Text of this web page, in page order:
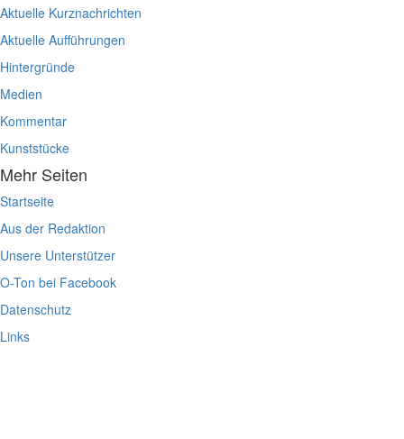
Aktuelle Kurznachrichten
Aktuelle Aufführungen
Hintergründe
Medien
Kommentar
Kunststücke
Mehr Seiten
Startseite
Aus der Redaktion
Unsere Unterstützer
O-Ton bei Facebook
Datenschutz
Links